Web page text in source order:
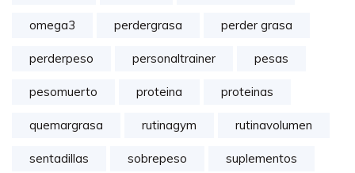
omega3 perdergrasa perder grasa
perderpeso personaltrainer pesas
pesomuerto proteina proteinas
quemargrasa rutinagym rutinavolumen
sentadillas sobrepeso suplementos